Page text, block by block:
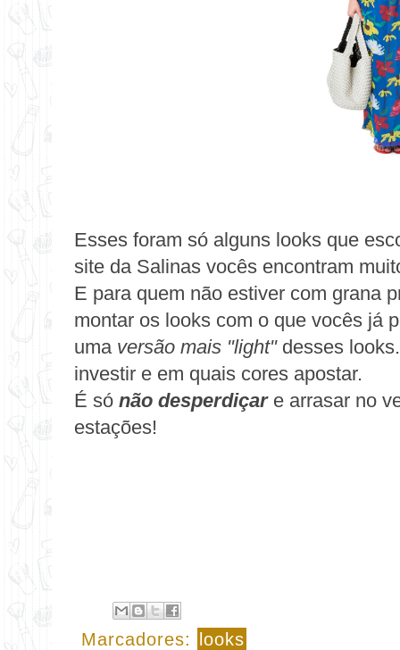
Esses foram só alguns looks que
site da Salinas vocês encontram
E para quem não estiver com grana
montar os looks com o que vocês já
uma versão mais "light"desses
investir e em quais cores apostar.
É só não desperdiçare arrasar no
estações!
Marcadores: looks